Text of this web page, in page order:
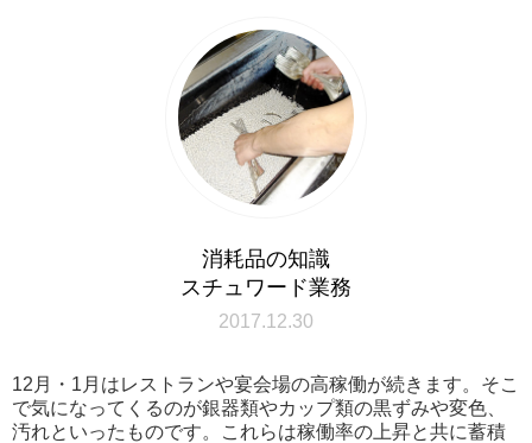
消耗品の知識
スチュワード業務
2017.12.30
12月・1月はレストランや宴会場の高稼働が続きます。そこ
で気になってくるのが銀器類やカップ類の黒ずみや変色、
汚れといったものです。これらは稼働率の上昇と共に蓄積